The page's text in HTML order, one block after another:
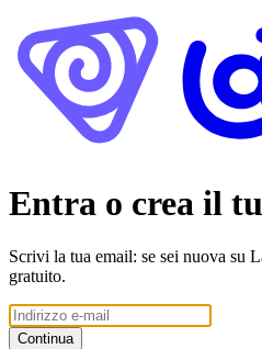
Entra o crea il
Scrivi la tua email: se sei nuova su
gratuito.
Continua